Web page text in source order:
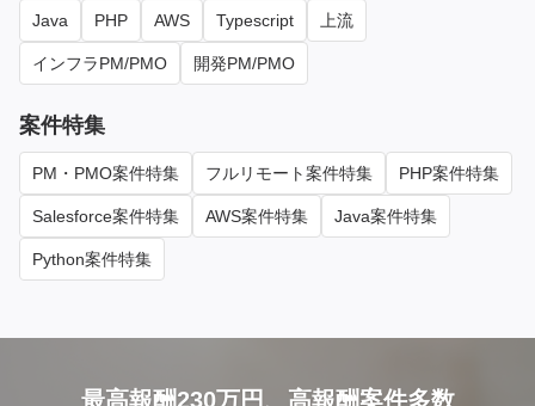
Java PHP AWS Typescript 上流
インフラPM/PMO 開発PM/PMO
案件特集
PM・PMO案件特集 フルリモート案件特集 PHP案件特集
Salesforce案件特集 AWS案件特集 Java案件特集
Python案件特集
最高報酬230万円、高報酬案件多数